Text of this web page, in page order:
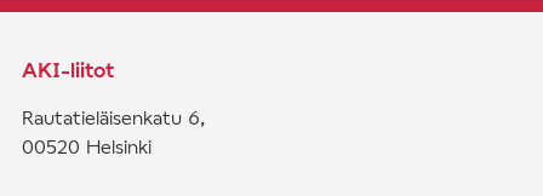
AKI-liitot
Rautatieläisenkatu 6,
00520 Helsinki